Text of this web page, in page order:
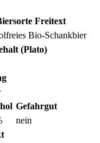
Freitext
Bio-Schankbier
(Plato)
Gefahrgut
nein